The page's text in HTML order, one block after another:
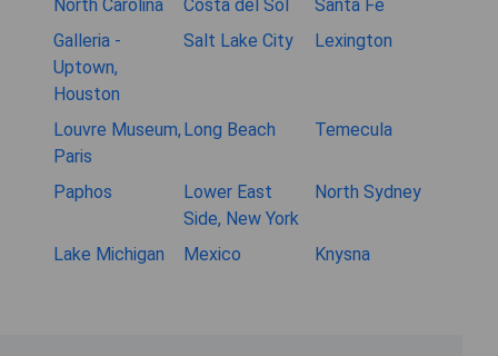
North Carolina Costa del Sol
Santa Fe
Galleria -
Uptown,
Houston
Salt Lake City Lexington
Louvre Museum,
Paris
Long Beach Temecula
Paphos
Lower East
Side, New York
North Sydney
Lake Michigan Mexico Knysna